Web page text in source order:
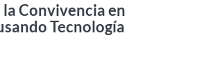
Convivencia en
Tecnología